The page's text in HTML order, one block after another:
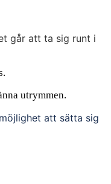
går att ta sig runt i
utrymmen.
att sätta sig